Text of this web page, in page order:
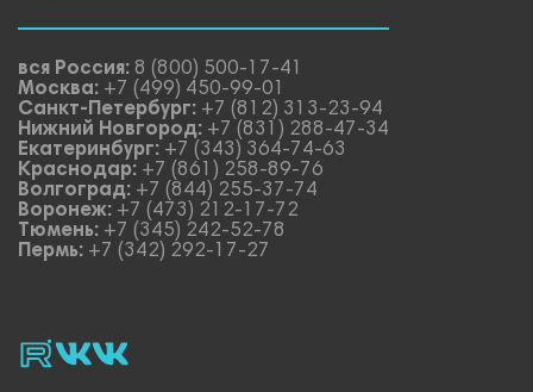
вся Россия: 8 (800) 500-17-41
Москва: +7 (499) 450-99-01
Санкт-Петербург: +7 (812) 313-23-94
Нижний Новгород: +7 (831) 288-47-34
Екатеринбург: +7 (343) 364-74-63
Краснодар: +7 (861) 258-89-76
Волгоград: +7 (844) 255-37-74
Воронеж: +7 (473) 212-17-72
Тюмень: +7 (345) 242-52-78
Пермь: +7 (342) 292-17-27
rutubevk_video.
Vk.